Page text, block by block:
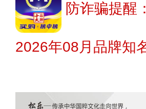
防诈骗提醒
2026年08月品牌知